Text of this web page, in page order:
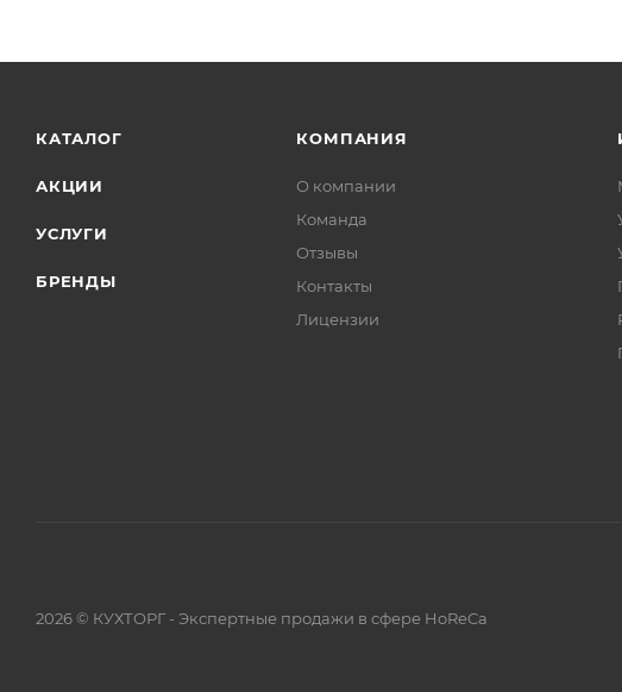
КАТАЛОГ
АКЦИИ
УСЛУГИ
БРЕНДЫ
КОМПАНИЯ
О компании
Команда
Отзывы
Контакты
Лицензии
2026 © КУХТОРГ - Экспертные продажи в сфере HoReCa